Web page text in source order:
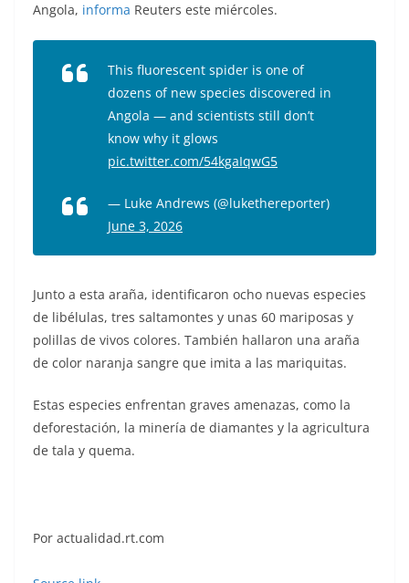
Angola, informa Reuters este miércoles.
This fluorescent spider is one of
dozens of new species discovered in
Angola — and scientists still don’t
know why it glows
pic.twitter.com/54kgaIqwG5
— Luke Andrews (@lukethereporter)
June 3, 2026
Junto a esta araña, identificaron ocho nuevas especies
de libélulas, tres saltamontes y unas 60 mariposas y
polillas de vivos colores. También hallaron una araña
de color naranja sangre que imita a las mariquitas.
Estas especies enfrentan graves amenazas, como la
deforestación, la minería de diamantes y la agricultura
de tala y quema.
Por actualidad.rt.com